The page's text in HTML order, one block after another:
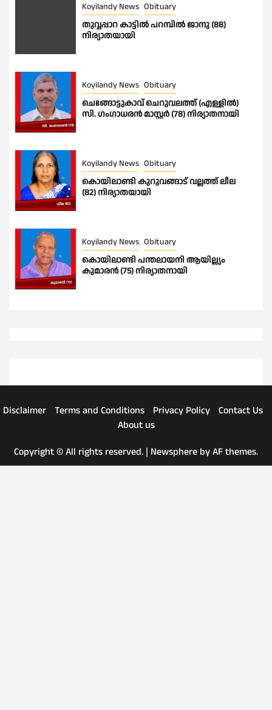
Koyilandy News Obituary
തുവ്വപ്പാറ കാട്ടിൽ പറമ്പിൽ ജാനു (88)
നിര്യാതയായി
Koyilandy News Obituary
ചെങ്ങോട്ടുകാവ് ചെറുവലത്ത് (എള്ളിൽ)
സി. ഗംഗാധരൻ മാസ്റ്റർ (78) നിര്യാതനായി
Koyilandy News Obituary
കൊയിലാണ്ടി കുറുവങ്ങാട് വല്ലത്ത് ലീല
(82) നിര്യാതയായി
Koyilandy News Obituary
കൊയിലാണ്ടി പന്തലായനി ആയില്ല്യം
കുമാരൻ (75) നിര്യാതനായി
Disclaimer Terms and Conditions Privacy Policy
Contact Us
About us
Copyright © All rights reserved. | Newsphere by AF themes.